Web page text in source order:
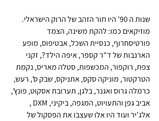
שנות ה 90' היו תור הזהב של הרוק הישראלי.
מוזיקאים כמו: להקת משינה, הצמד
פורטיסחרוף, כנסיית השכל, אבטיפוס, מופע
הארנבות של ד"ר קספר, איפה הילד?, זקני
צפת, רוקפור, המכשפות, סטלה מאריס, נקמת
הטרקטור, מוניקה סקס, אתניקס, שבק ס', רעש,
כרמלה גרוס ואגנר, בלגן, תערובת אסקוט, פונץ',
אביב גפן והתעויוט, המגפה, ביקיני, DXM ,
אלג'יר ועוד היו אלו שעצבו את הפסקול של